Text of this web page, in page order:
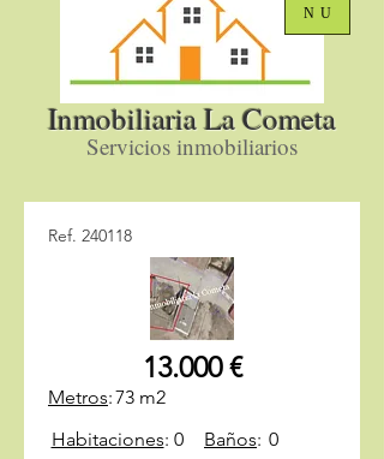
Inmobiliaria La Cometa
Servicios inmobiliarios
NU
Ref. 240118
13.000 €
Metros:73 m2
Habitaciones: 0 Baños: 0